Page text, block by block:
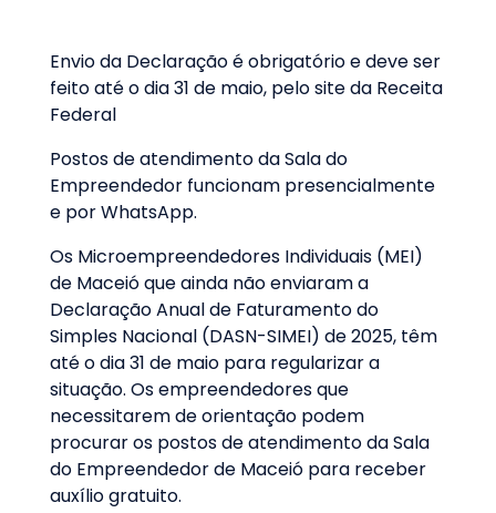
Envio da Declaração é obrigatório e deve ser
feito até o dia 31 de maio, pelo site da Receita
Federal
Postos de atendimento da Sala do
Empreendedor funcionam presencialmente
e por WhatsApp.
Os Microempreendedores Individuais (MEI)
de Maceió que ainda não enviaram a
Declaração Anual de Faturamento do
Simples Nacional (DASN-SIMEI) de 2025, têm
até o dia 31 de maio para regularizar a
situação. Os empreendedores que
necessitarem de orientação podem
procurar os postos de atendimento da Sala
do Empreendedor de Maceió para receber
auxílio gratuito.